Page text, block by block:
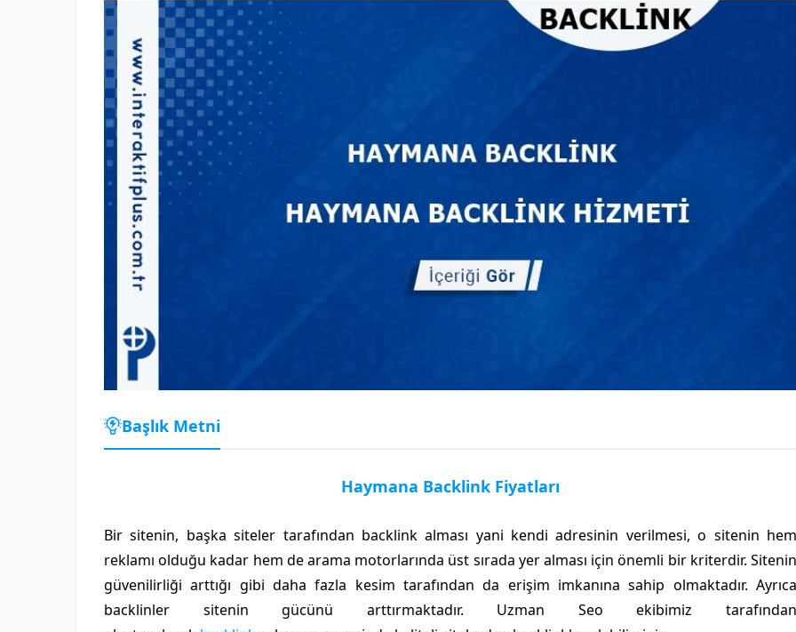
Başlık Metni
Haymana Backlink Fiyatları
Bir sitenin, başka siteler tarafından backlink alması yani kendi adresinin verilmesi, o sitenin hem
reklamı olduğu kadar hem de arama motorlarında üst sırada yer alması için önemli bir kriterdir. Sitenin
güvenilirliği arttığı gibi daha fazla kesim tarafından da erişim imkanına sahip olmaktadır. Ayrıca
backlinler sitenin gücünü arttırmaktadır. Uzman Seo ekibimiz tarafından